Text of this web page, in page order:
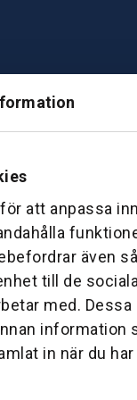
att anpassa
även
till de
med. Dessa
information
in när du